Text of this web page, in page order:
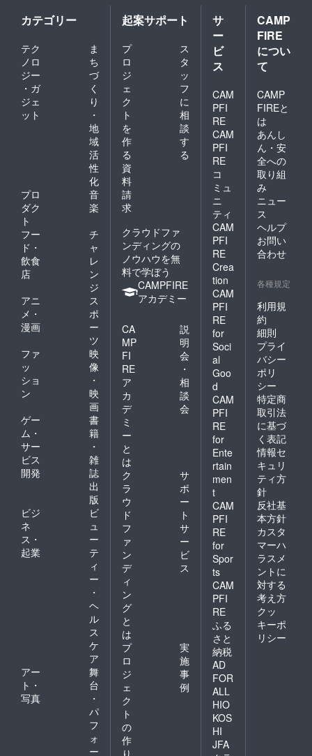
別） ↑
こちら
を10本
おつけ
しま
す。 原
材料及
物等の
食品表
示はお
届け商
品のラ
ベルに
表記さ
れま
す。商
品開封
前には
必ずお
届けの
リター
ンに貼
ルや注
意書き
をご確
認くだ
さい。
series
エンザ
イム
ジェ
リー
（ミッ
クスベ
味） 内
容量：
10ｇ
×30包入
り 定
価：
8,500円
（8％税
別） ↑
こちら
を10本
おつけ
しま
す。 原
材料及
食品表
届け商
品のラ
ベルに
表記さ
す。商
品開封
前には
必ずお
届けの
リター
ンに貼
付され
たラベ
ルや注
意書き
をご確
認くだ
さい。
カテゴリー
テク
ノロ
ジー
・ガ
ジェ
ット
ま
ち
づ
く
り
・
地
域
活
性
化
プロ
ダク
ト
音
楽
フー
ド・
飲食
店
チ
ャ
レ
ン
ジ
アニ
メ・
漫画
ス
ポ
ー
ツ
ファ
ッ
ショ
ン
映
像
・
映
画
ゲー
ム・
サー
ビス
開発
書
籍
・
雑
誌
出
版
ビジ
ネ
ス・
起業
ビ
ュ
ー
テ
ィ
ー
・
ヘ
ル
ス
ケ
ア
アー
ト・
写真
舞
台
・
パ
フ
ォ
ー
起案サポート
プ
ロ
ジ
ェ
ク
ト
を
作
る
ス
タ
ッ
フ
に
相
談
す
る
資
料
請
求
クラウドファ
ンディングの
ノウハウを無
料で学ぼう
CAMPFIRE
アカデミー
CA
MP
FI
RE
ア
カ
デ
ミ
ー
と
は
説
明
会
・
相
談
会
ク
ラ
ウ
ド
フ
ァ
ン
デ
ィ
ン
グ
と
は
サ
ポ
ー
ト
サ
ー
ビ
ス
プ
ロ
ジ
ェ
ク
ト
の
作
り
実
施
事
例
サ
ー
ビ
ス
CAM
PFI
RE
CAM
PFI
RE
コ
ミュ
ニ
ティ
CAM
PFI
RE
Crea
tion
CAM
PFI
RE
for
Soci
al
Goo
d
CAM
PFI
RE
for
Ente
rtain
men
t
CAM
PFI
RE
for
Spor
ts
CAM
PFI
RE
ふる
さと
納税
AD
FOR
ALL
HIO
KOS
HI
JFA
CAMP
FIRE
につい
て
CAMP
FIREと
は
あんし
ん・安
全への
取り組
み
ニュー
ス
ヘルプ
お問い
合わせ
各種規定
利用規
約
細則
プライ
バシー
ポリ
シー
特定商
取引法
に基づ
く表記
情報セ
キュリ
ティ方
針
反社基
本方針
カスタ
マーハ
ラスメ
ントに
対する
考え方
クッ
キーポ
リシー